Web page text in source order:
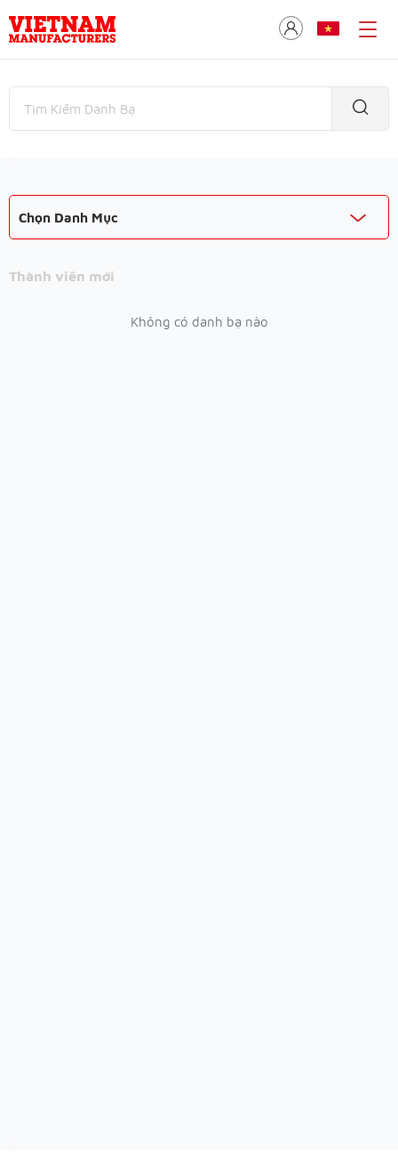
Chọn Danh Mục
Thành viên mới
Không có danh bạ nào